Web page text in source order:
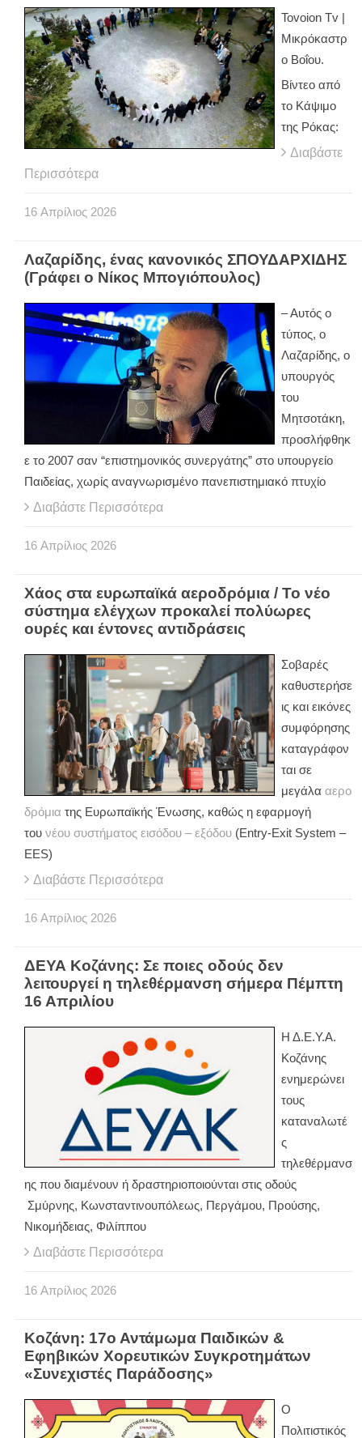
Tovoion Tv |
Μικρόκαστρ
ο Βοΐου.
Βίντεο από
το Κάψιμο
της Ρόκας:
Διαβάστε
Περισσότερα
16 Απρίλιος 2026
Λαζαρίδης, ένας κανονικός ΣΠΟΥΔΑΡΧΙΔΗΣ
(Γράφει ο Νίκος Μπογιόπουλος)
– Αυτός ο
τύπος, ο
Λαζαρίδης, ο
υπουργός
του
Μητσοτάκη,
προσλήφθηκ
ε το 2007 σαν “επιστημονικός συνεργάτης” στο υπουργείο
Παιδείας, χωρίς αναγνωρισμένο πανεπιστημιακό πτυχίο
Διαβάστε Περισσότερα
16 Απρίλιος 2026
Χάος στα ευρωπαϊκά αεροδρόμια / Το νέο
σύστημα ελέγχων προκαλεί πολύωρες
ουρές και έντονες αντιδράσεις
Σοβαρές
καθυστερήσε
ις και εικόνες
συμφόρησης
καταγράφον
ται σε
μεγάλα αερο
δρόμια της Ευρωπαϊκής Ένωσης, καθώς η εφαρμογή
του νέου συστήματος εισόδου – εξόδου (Entry-Exit System –
EES)
Διαβάστε Περισσότερα
16 Απρίλιος 2026
ΔΕΥΑ Κοζάνης: Σε ποιες οδούς δεν
λειτουργεί η τηλεθέρμανση σήμερα Πέμπτη
16 Απριλίου
Η Δ.Ε.Υ.Α.
Κοζάνης
ενημερώνει
τους
καταναλωτέ
ς
τηλεθέρμανσ
ης που διαμένουν ή δραστηριοποιούνται στις οδούς
Σμύρνης, Κωνσταντινουπόλεως, Περγάμου, Προύσης,
Νικομήδειας, Φιλίππου
Διαβάστε Περισσότερα
16 Απρίλιος 2026
Κοζάνη: 17ο Αντάμωμα Παιδικών &
Εφηβικών Χορευτικών Συγκροτημάτων
«Συνεχιστές Παράδοσης»
Ο
Πολιτιστικός